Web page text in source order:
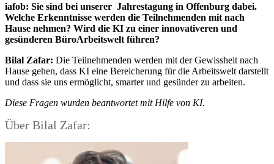
iafob: Sie sind bei unserer Jahrestagung in Offenburg dabei.
Welche Erkenntnisse werden die Teilnehmenden mit nach
Hause nehmen? Wird die KI zu einer innovativeren und
gesünderen BüroArbeitswelt führen?
Bilal Zafar: Die Teilnehmenden werden mit der Gewissheit nach
Hause gehen, dass KI eine Bereicherung für die Arbeitswelt darstellt
und dass sie uns ermöglicht, smarter und gesünder zu arbeiten.
Diese Fragen wurden beantwortet mit Hilfe von KI.
Über Bilal Zafar: